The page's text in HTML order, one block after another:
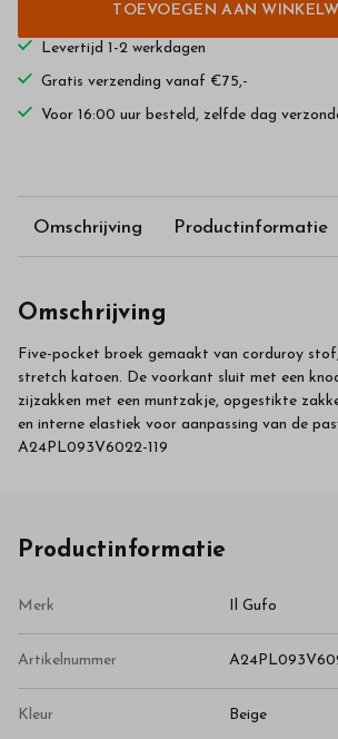
TOEVOEGEN AAN
Levertijd 1-2 werkdagen
Gratis verzending vanaf €75,-
Voor 16:00 uur besteld, zelfde dag
Omschrijving Productinformatie
Omschrijving
Five-pocket broek gemaakt van corduroy
stretch katoen. De voorkant sluit met een
zijzakken met een muntzakje, opgestikte
en interne elastiek voor aanpassing van de
A24PL093V6022-119
Productinformatie
Merk Il Gufo
Artikelnummer
Kleur Beige